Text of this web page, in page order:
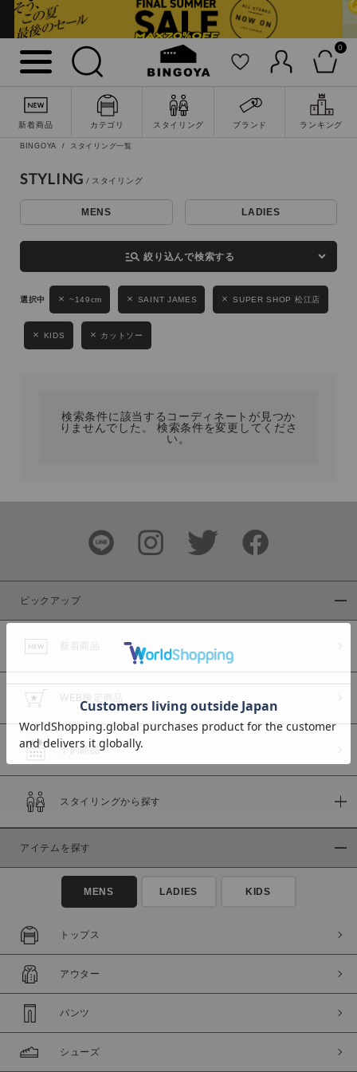
0
新着商品 カテゴリ スタイリング ブランド ランキング
詳細検索
キーワード
性別
MENS LADIES KIDS
ブランド
カラー
商品タイプ
通常商品
セール価格
在庫
在庫あり
BINGOYA スタイリング一覧
STYLING
MENS LADIES
manage_search 絞り込んで検索する
~149cm SAINT JAMES SUPER SHOP 松江店
KIDS カットソー
検索条件に該当するコーディネートが見つか
りませんでした。 検索条件を変更してくださ
い。
ピックアップ
新着商品
WEB限定商品
予約商品
スタイリングから探す
アイテムを探す
MENS LADIES KIDS
トップス
アウター
パンツ
シューズ